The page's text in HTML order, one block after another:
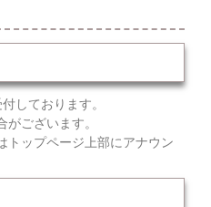
しております。
ございます。
ップページ上部にアナウン